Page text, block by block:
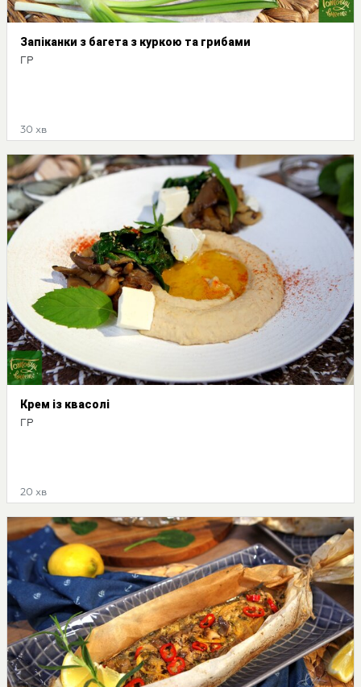
Запіканки з багета з куркою та грибами
ГР
30 хв
Крем із квасолі
ГР
20 хв